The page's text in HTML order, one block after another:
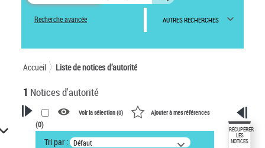
Recherche avancée AUTRES RECHERCHES
Accueil Liste de notices d’autorité
1 Notices d'autorité
VOTRE RECHERCHE
Voir la sélection (0) Ajouter à mes références
(0)
Tri par : Défaut
RÉCUPÉRER
LES
NOTICES